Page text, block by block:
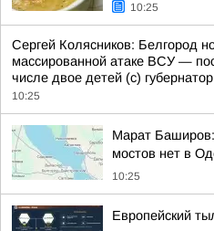
10:25
Сергей Колясников: Белгород
массированной атаке ВСУ —
числе двое детей (c)
10:25
Марат
мостов нет в
10:25
Европейский